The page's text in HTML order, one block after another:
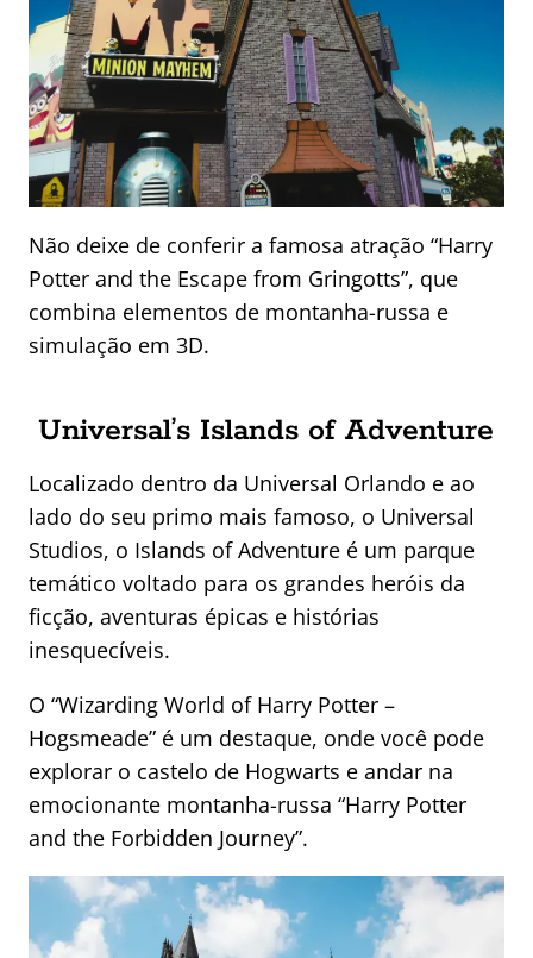
Não deixe de conferir a famosa atração “Harry
Potter and the Escape from Gringotts”, que
combina elementos de montanha-russa e
simulação em 3D.
Universal’s Islands of Adventure
Localizado dentro da Universal Orlando e ao
lado do seu primo mais famoso, o Universal
Studios, o Islands of Adventure é um parque
temático voltado para os grandes heróis da
ficção, aventuras épicas e histórias
inesquecíveis.
O “Wizarding World of Harry Potter –
Hogsmeade” é um destaque, onde você pode
explorar o castelo de Hogwarts e andar na
emocionante montanha-russa “Harry Potter
and the Forbidden Journey”.